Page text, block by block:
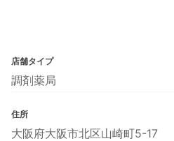
店舗タイプ
調剤薬局
住所
大阪府大阪市北区山崎町5-17